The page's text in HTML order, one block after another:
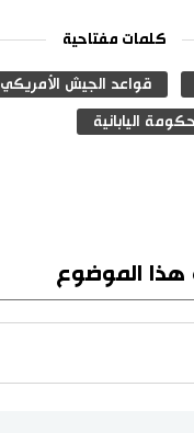
كلمات مفتاحية
قواعد الجيش الأمريكي
اليابانية
هذا الموضوع